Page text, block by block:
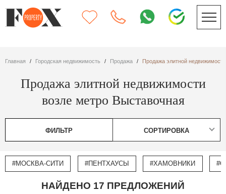
Главная Городская недвижимость Продажа Продажа элитной
Продажа элитной недвижимости
возле метро Выставочная
ФИЛЬТР СОРТИРОВКА
#МОСКВА-СИТИ #ПЕНТХАУСЫ #ХАМОВНИКИ
НАЙДЕНО 17 ПРЕДЛОЖЕНИЙ